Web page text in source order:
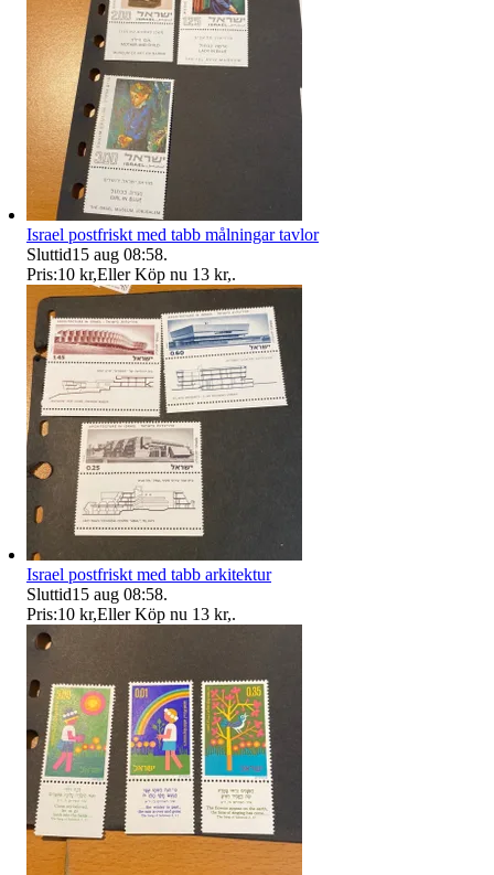
Israel postfriskt med tabb målningar tavlor
Sluttid15 aug 08:58.
Pris:10 kr,Eller Köp nu 13 kr,.
Israel postfriskt med tabb arkitektur
Sluttid15 aug 08:58.
Pris:10 kr,Eller Köp nu 13 kr,.